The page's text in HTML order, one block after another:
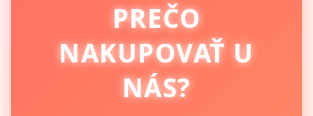
PREČO
NAKUPOVAŤ U
NÁS?